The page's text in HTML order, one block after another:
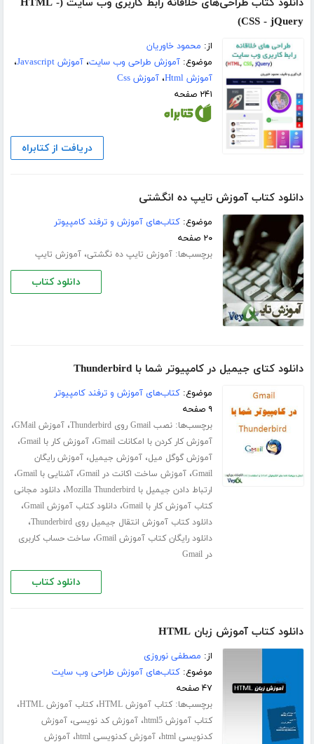
دانلود کتاب طراحی‌های خلاقانه رابط کاربری وب سایت (HTML -
CSS - jQuery)
از: محمود خاوریان
موضوع:آموزش طراحی وب سایت،آموزش Javascript
،
آموزش Html
،آموزش Css
۲۴۱ صفحه
دریافت از کتابراه
دانلود کتاب آموزش تایپ ده انگشتی
موضوع:کتاب‌های آموزش و ترفند کامپیوتر
۲۰ صفحه
برچسب‌ها:آموزش تایپ ده‌ نگشتی،آموزش تایپ
دانلود کتاب
دانلود کتای جیمیل در کامپیوتر شما با Thunderbird
موضوع:کتاب‌های آموزش و ترفند کامپیوتر
۹ صفحه
برچسب‌ها:نصب Gmail روی Thunderbird ،آموزش GMail ،
آموزش کار کردن با امکانات Gmail ،آموزش کار با Gmail ،
آموزش گوگل میل،آموزش جیمیل،آموزش رایگان
Gmail،آموزش ساخت اکانت در Gmail ،آشنایی با Gmail ،
ارتباط دادن جیمیل با Mozilla Thunderbird ،دانلود مجانی
کتاب آموزش کار با Gmail
،دانلود کتاب آموزش Gmail ،
دانلود کتاب آموزش انتقال جیمیل روی Thunderbird ،
دانلود رایگان کتاب آموزش Gmail ، ساخت حساب کاربری
در Gmail
دانلود کتاب
دانلود کتاب آموزش زبان HTML
از: مصطفی نوروزی
موضوع:کتاب‌های آموزش طراحی وب سایت
۴۷ صفحه
برچسب‌ها:کتاب آموزش HTML ،کتاب آموزش HTML ،
کتاب آموزش html5 ،آموزش کد نویسی،آموزش
کدنویسی html
،آموزش کدنویسی html ،آموزش